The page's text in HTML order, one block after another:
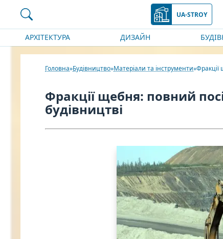
UA-STROY
АРХІТЕКТУРА ДИЗАЙН
Головна Будівництво Матеріали та інструменти Фракції
Фракції щебня: повний
будівництві